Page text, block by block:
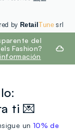
by RetailTunesrl
del
Fashion?
ti 💌
un 10% de